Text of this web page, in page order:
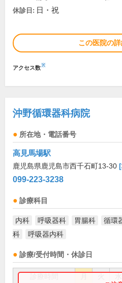
休診日: 日・祝
この医院の
アクセス数※
沖野循環器科病院
所在地・電話番号
高見馬場駅
鹿児島県鹿児島市西千石町13-30
099-223-3238
診療科目
内科 呼吸器科 胃腸科 循環
科
呼吸器内科
診療/受付時間・休診日